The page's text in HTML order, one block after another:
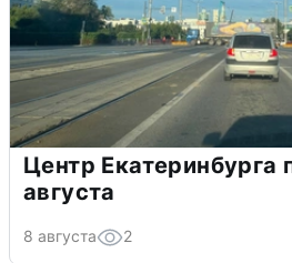
Центр Екатеринбурга
августа
8 августа 2